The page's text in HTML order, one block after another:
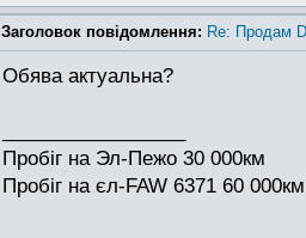
Заголовок повідомлення: Re: Продам
Обява актуальна?
Пробіг на Эл-Пежо 30 000км
Пробіг на єл-FAW 6371 60 000км